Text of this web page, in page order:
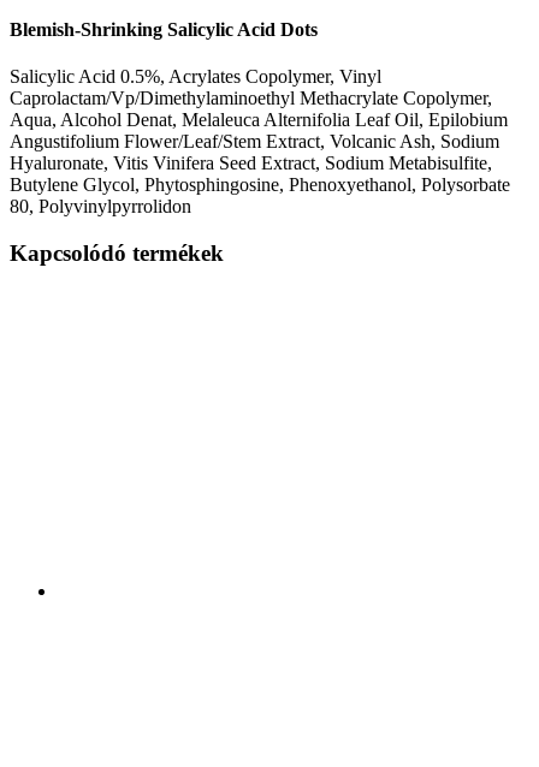
Blemish-Shrinking Salicylic Acid Dots
Salicylic Acid 0.5%, Acrylates Copolymer, Vinyl
Caprolactam/Vp/Dimethylaminoethyl Methacrylate Copolymer,
Aqua, Alcohol Denat, Melaleuca Alternifolia Leaf Oil, Epilobium
Angustifolium Flower/Leaf/Stem Extract, Volcanic Ash, Sodium
Hyaluronate, Vitis Vinifera Seed Extract, Sodium Metabisulfite,
Butylene Glycol, Phytosphingosine, Phenoxyethanol, Polysorbate
80, Polyvinylpyrrolidon
Kapcsolódó termékek